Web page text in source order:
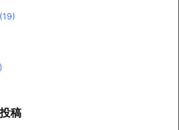
(19)
稿